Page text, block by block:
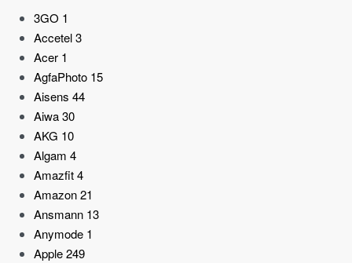
3GO 1
Accetel3
Acer 1
AgfaPhoto 15
Aisens 44
Aiwa30
AKG 10
Algam 4
Amazfit4
Amazon21
Ansmann 13
Anymode 1
Apple249